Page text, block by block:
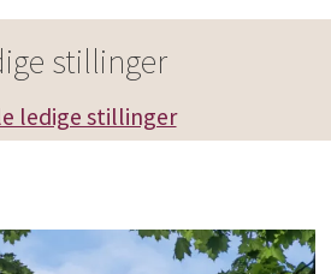
stillinger
ledige stillinger